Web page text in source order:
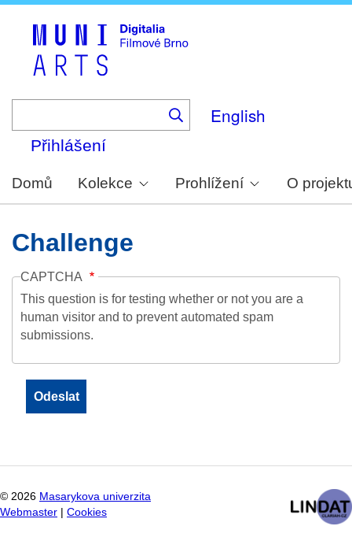
English
Přihlášení
Domů Kolekce Prohlížení O
Challenge
CAPTCHA
This question is for testing whether or not you are a
human visitor and to prevent automated spam
submissions.
© 2026 Masarykova univerzita
Webmaster
Cookies